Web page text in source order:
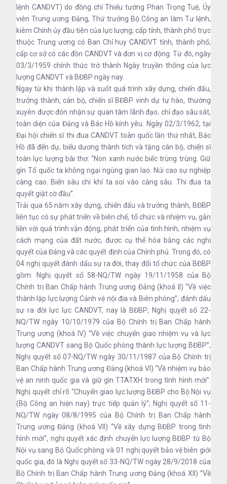
lệnh CANDVT) do đồng chí Thiếu tướng Phan Trọng Tuệ, Ủy
viên Trung ương Đảng, Thứ trưởng Bộ Công an làm Tư lệnh,
kiêm Chính ủy đầu tiên của lực lượng; cấp tỉnh, thành phố trực
thuộc Trung ương có Ban Chỉ huy CANDVT tỉnh, thành phố;
cấp cơ sở có các đồn CANDVT và đơn vị cơ động. Từ đó, ngày
03/3/1959 chính thức trở thành Ngày truyền thống của lực
lượng CANDVT và BĐBP ngày nay.
Ngay từ khi thành lập và suốt quá trình xây dựng, chiến đấu,
trưởng thành, cán bộ, chiến sĩ BĐBP vinh dự tự hào, thường
xuyên được đón nhận sự quan tâm lãnh đạo, chỉ đạo sâu sát,
toàn diện của Đảng và Bác Hồ kính yêu. Ngày 02/3/1962, tại
Đại hội chiến sĩ thi đua CANDVT toàn quốc lần thứ nhất, Bác
Hồ đã đến dự, biểu dương thành tích và tặng cán bộ, chiến sĩ
toàn lực lượng bài thơ: “Non xanh nước biếc trùng trùng. Giữ
gìn Tổ quốc ta không ngại ngùng gian lao. Núi cao sự nghiệp
càng cao. Biển sâu chí khí ta soi vào càng sâu. Thi đua ta
quyết giật cờ đầu”.
Trải qua 65 năm xây dựng, chiến đấu và trưởng thành, BĐBP
liên tục có sự phát triển về biên chế, tổ chức và nhiệm vụ, gắn
liền với quá trình vận động, phát triển của tình hình, nhiệm vụ
cách mạng của đất nước, được cụ thể hóa bằng các nghị
quyết của Đảng và các quyết định của Chính phủ. Trong đó, có
04 nghị quyết đánh dấu sự ra đời, thay đổi tổ chức của BĐBP
gồm: Nghị quyết số 58-NQ/TW ngày 19/11/1958 của Bộ
Chính trị Ban Chấp hành Trung ương Đảng (khoá II) “Về việc
thành lập lực lượng Cảnh vệ nội địa và Biên phòng”, đánh dấu
sự ra đời lực lực CANDVT, nay là BĐBP; Nghị quyết số 22-
NQ/TW ngày 10/10/1979 của Bộ Chính trị Ban Chấp hành
Trung ương (khoá IV) “Về việc chuyển giao nhiệm vụ và lực
lượng CANDVT sang Bộ Quốc phòng thành lực lượng BĐBP”;
Nghị quyết số 07-NQ/TW ngày 30/11/1987 của Bộ Chính trị
Ban Chấp hành Trung ương Đảng (khoá VI) “Về nhiệm vụ bảo
vệ an ninh quốc gia và giữ gìn TTATXH trong tình hình mới”.
Nghị quyết chỉ rõ “Chuyển giao lực lượng BĐBP cho Bộ Nội vụ
(Bộ Công an hiện nay) trực tiếp quản lý”; Nghị quyết số 11-
NQ/TW ngày 08/8/1995 của Bộ Chính trị Ban Chấp hành
Trung ương Đảng (khoá VII) “Về xây dựng BĐBP trong tình
hình mới”, nghị quyết xác định chuyển lực lượng BĐBP từ Bộ
Nội vụ sang Bộ Quốc phòng và 01 nghị quyết bảo vệ biên giới
quốc gia, đó là Nghị quyết số 33-NQ/TW ngày 28/9/2018 của
Bộ Chính trị Ban Chấp hành Trung ương Đảng (khoá XII) “Về